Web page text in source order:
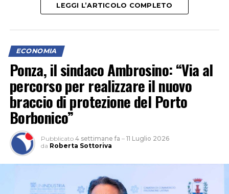
“Un momento di svolta – secondo la Cisl –
fondamentale per la storia industriale del sito e dunque
per il futuro dei suoi lavoratori”. Grande soddisfazione è
stata espressa anche da Giuseppe Biazzo Presidente di
Unindustria: “Il passaggio di proprietà rientra in un
piano di sviluppo e di crescita in un settore, come quello
farmaceutico, di grande importanza per l’economia
LEGGI L’ARTICOLO COMPLETO
ECONOMIA
Ponza, il sindaco Ambrosino: “Via al
percorso per realizzare il nuovo
braccio di protezione del Porto
Borbonico”
Pubblicato 4 settimane fa – 11 Luglio 2026
da Roberta Sottoriva